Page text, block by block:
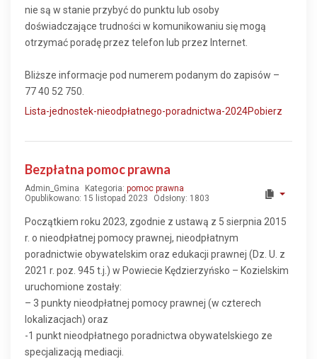
nie są w stanie przybyć do punktu lub osoby
doświadczające trudności w komunikowaniu się mogą
otrzymać poradę przez telefon lub przez Internet.
Bliższe informacje pod numerem podanym do zapisów –
77 40 52 750.
Lista-jednostek-nieodpłatnego-poradnictwa-2024Pobierz
Bezpłatna pomoc prawna
Admin_Gmina Kategoria: pomoc prawna
Opublikowano: 15 listopad 2023
Odsłony: 1803
Początkiem roku 2023, zgodnie z ustawą z 5 sierpnia 2015
r. o nieodpłatnej pomocy prawnej, nieodpłatnym
poradnictwie obywatelskim oraz edukacji prawnej (Dz. U. z
2021 r. poz. 945 t.j.) w Powiecie Kędzierzyńsko – Kozielskim
uruchomione zostały:
– 3 punkty nieodpłatnej pomocy prawnej (w czterech
lokalizacjach) oraz
-1 punkt nieodpłatnego poradnictwa obywatelskiego ze
specjalizacją mediacji.